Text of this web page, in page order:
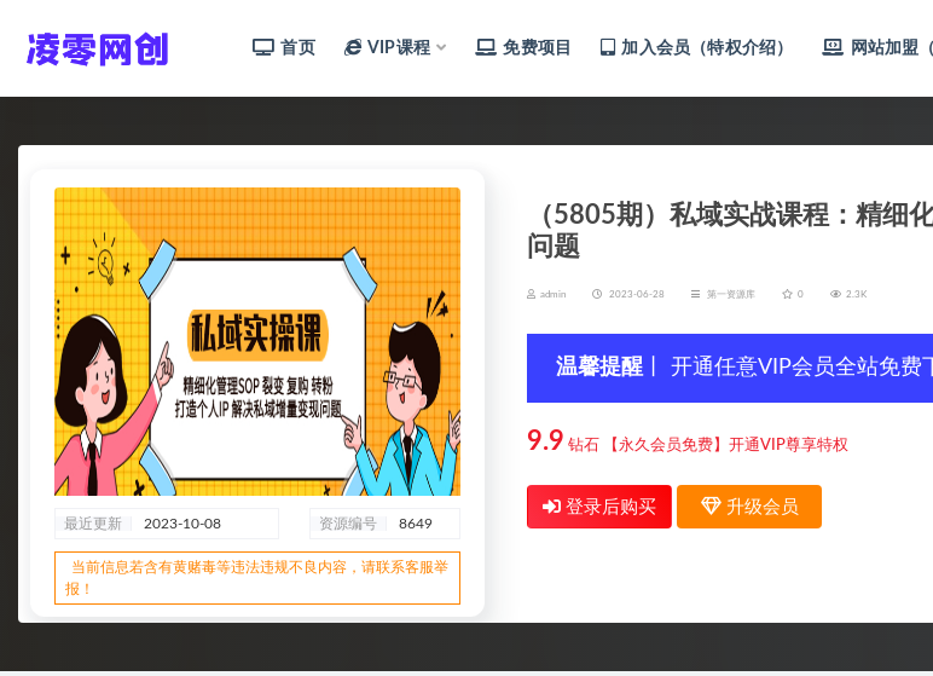
首页 VIP课程 免费项目 加入会员（特权介绍） 网站加盟
最近更新 2023-10-08 资源编号 8649
当前信息若含有黄赌毒等违法违规不良内容，请联系客服举
报！
（5805期）私域实战课程：精细
问题
admin 2023-06-28 第一资源库 0 2.3K
温馨提醒 丨 开通任意VIP会员全站免费
9.9 钻石 【永久会员免费】开通VIP尊享特权
登录后购买 升级会员